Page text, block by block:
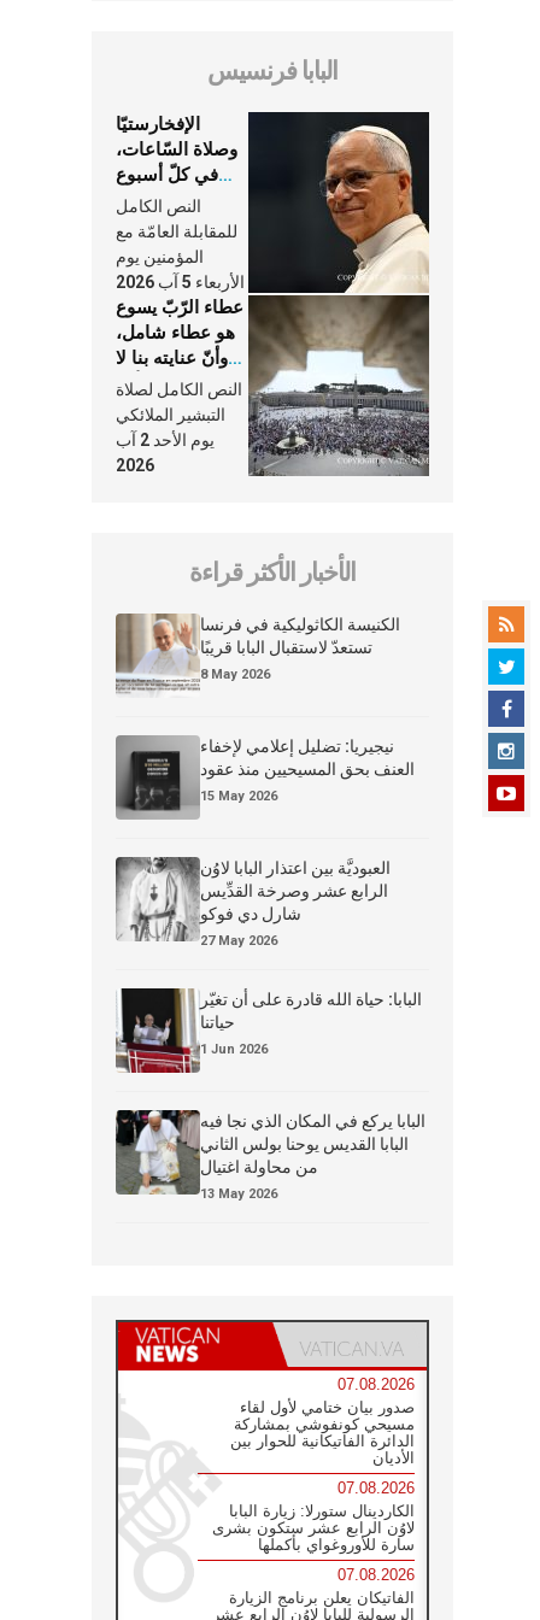
البابا فرنسيس
الإفخارستيّا
وصلاة السّاعات،
في كلّ أسبوع
وكلّ يوم، هما
النَّفَس في حياة
الكنيسة
النص الكامل
للمقابلة العامّة مع
المؤمنين يوم
الأربعاء 5 آب 2026
عطاء الرّبّ يسوع
هو عطاء شامل،
وأنّ عنايته بنا لا
تغيب عنّا أبدًا
النص الكامل لصلاة
التبشير الملائكي
يوم الأحد 2 آب
2026
الأخبار الأكثر قراءة
الكنيسة الكاثوليكية في فرنسا
تستعدّ لاستقبال البابا قريبًا
8 May 2026
نيجيريا: تضليل إعلامي لإخفاء
العنف بحق المسيحيين منذ عقود
15 May 2026
العبوديَّة بين اعتذار البابا لاوُن
الرابع عشر وصرخة القدِّيس
شارل دي فوكو
27 May 2026
البابا: حياة الله قادرة على أن تغيّر
حياتنا
1 Jun 2026
البابا يركع في المكان الذي نجا فيه
البابا القديس يوحنا بولس الثاني
من محاولة اغتيال
13 May 2026
07.08.2026
صدور بيان ختامي لأول لقاء
مسيحي كونفوشي بمشاركة
الدائرة الفاتيكانية للحوار بين
الأديان
07.08.2026
الكاردينال ستورلا: زيارة البابا
لاوُن الرابع عشر ستكون بشرى
سارة للأوروغواي بأكملها
07.08.2026
الفاتيكان يعلن برنامج الزيارة
الرسولية للبابا لاوُن الرابع عشر